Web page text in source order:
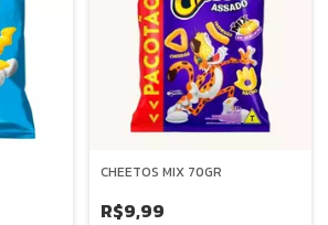
CHEETOS MIX 70GR
R$9,99